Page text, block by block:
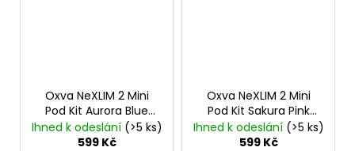
Oxva NeXLIM 2 Mini
Pod Kit Aurora Blue
1500mAh
Ihned k odeslání (>5 ks)
599 Kč
Oxva NeXLIM 2 Mini
Pod Kit Sakura Pink
1500mAh
Ihned k odeslání (>5 ks)
599 Kč